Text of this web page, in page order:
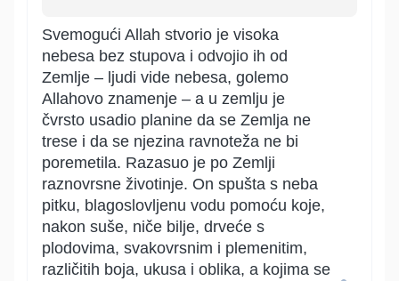
Svemogući Allah stvorio je visoka
nebesa bez stupova i odvojio ih od
Zemlje – ljudi vide nebesa, golemo
Allahovo znamenje – a u zemlju je
čvrsto usadio planine da se Zemlja ne
trese i da se njezina ravnoteža ne bi
poremetila. Razasuo je po Zemlji
raznovrsne životinje. On spušta s neba
pitku, blagoslovljenu vodu pomoću koje,
nakon suše, niče bilje, drveće s
plodovima, svakovrsnim i plemenitim,
različitih boja, ukusa i oblika, a kojima se